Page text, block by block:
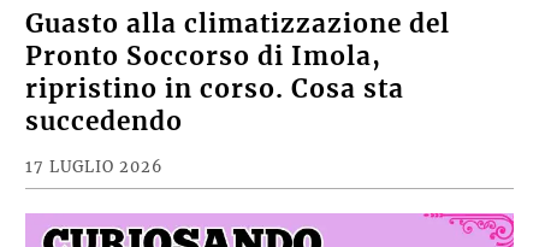
Guasto alla climatizzazione del
Pronto Soccorso di Imola,
ripristino in corso. Cosa sta
succedendo
17 LUGLIO 2026